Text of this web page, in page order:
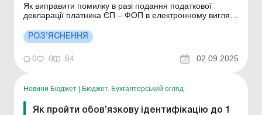
Як виправити помилку в разі подання податкової
декларації платника ЄП – ФОП в електронному вигляді
темою: Декларація з податку на прибуток за
«особливий» річний звітний період Що зазначати в
декларації з податку на прибуток при незасто...
РОЗ’ЯСНЕННЯ
0 0 84 02.09.2025
Новини Бюджет Бюджет. Бухгалтерський огляд
Як пройти обов’язкову ідентифікацію до 1